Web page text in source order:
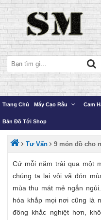
Trang Chủ Máy Cạo Râu Cam
Bản Đồ Tới Shop
Tư Vấn 9 món đồ cho
Cứ mỗi năm trải qua một
chúng ta lại vội vã đón
mùa thu mát mẻ ngắn
hóa khắp mọi nơi cũng là
đông khắc nghiệt hơn,